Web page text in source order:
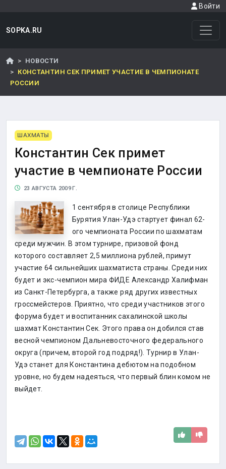
Войти
SOPKA.RU
НОВОСТИ
КОНСТАНТИН СЕК ПРИМЕТ УЧАСТИЕ В ЧЕМПИОНАТЕ
РОССИИ
ШАХМАТЫ
Константин Сек примет
участие в чемпионате России
23 АВГУСТА 2009 Г.
1 сентября в столице Республики
Бурятия Улан-Удэ стартует финал 62-
ого чемпионата России по шахматам
среди мужчин. В этом турнире, призовой фонд
которого составляет 2,5 миллиона рублей, примут
участие 64 сильнейших шахматиста страны. Среди них
будет и экс-чемпион мира ФИДЕ Александр Халифман
из Санкт-Петербурга, а также ряд других известных
гроссмейстеров. Приятно, что среди участников этого
форума будет и воспитанник сахалинской школы
шахмат Константин Сек. Этого права он добился став
весной чемпионом Дальневосточного федерального
округа (причем, второй год подряд!). Турнир в Улан-
Удэ станет для Константина дебютом на подобном
уровне, но будем надеяться, что первый блин комом не
выйдет.